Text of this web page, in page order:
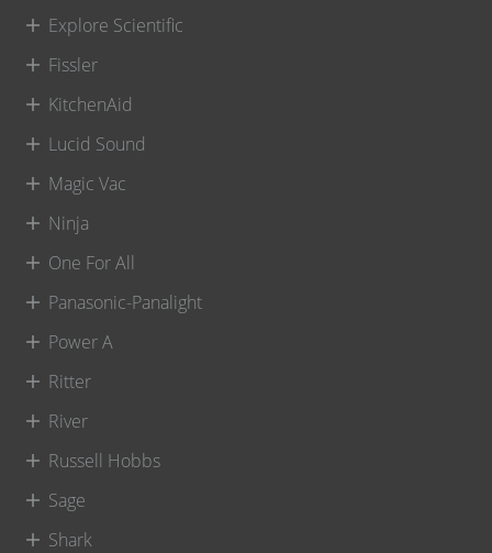
Explore Scientific
Fissler
KitchenAid
Lucid Sound
Magic Vac
Ninja
One For All
Panasonic-Panalight
Power A
Ritter
River
Russell Hobbs
Sage
Shark